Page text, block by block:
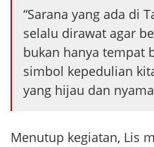
“Sarana yang ada di
selalu dirawat agar
bukan hanya tempat
simbol kepedulian
yang hijau dan
Menutup kegiatan, Lis